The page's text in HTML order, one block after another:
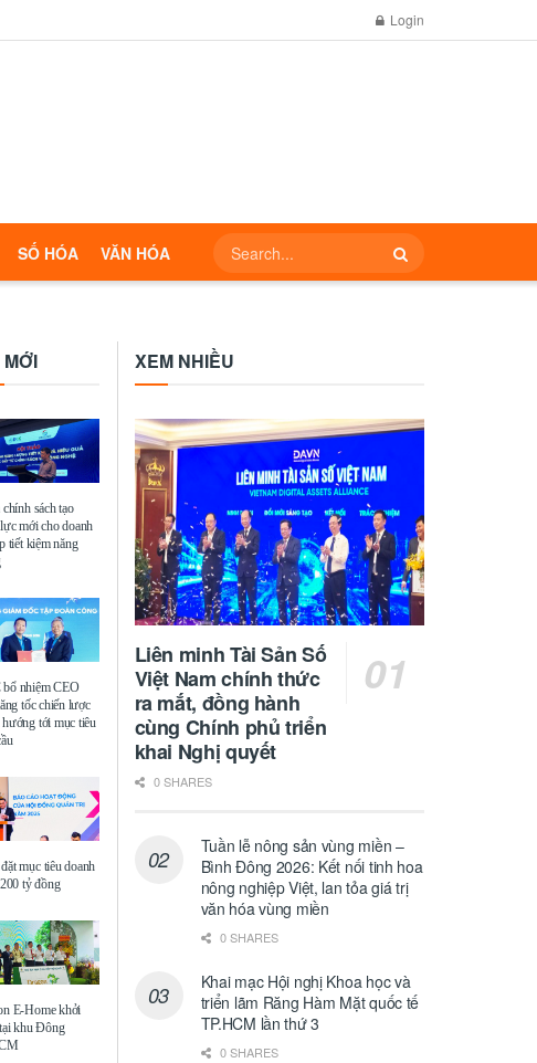
Login
SỐ HÓA VĂN HÓA
sách tạo
mới cho doanh
tiết kiệm năng
nhiệm CEO
tốc chiến lược
tới mục tiêu
mục tiêu doanh
tỷ đồng
E-Home khởi
khu Đông
XEM NHIỀU
Liên minh Tài Sản Số
Việt Nam chính thức
ra mắt, đồng hành
cùng Chính phủ triển
khai Nghị quyết
0 SHARES
Tuần lễ nông sản vùng miền –
Bình Đông 2026: Kết nối tinh hoa
nông nghiệp Việt, lan tỏa giá trị
văn hóa vùng miền
0 SHARES
Khai mạc Hội nghị Khoa học và
triển lãm Răng Hàm Mặt quốc tế
TP.HCM lần thứ 3
0 SHARES